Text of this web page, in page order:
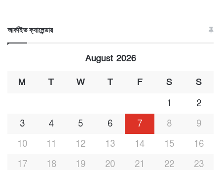
আর্কাইভ ক্যালেন্ডার
August 2026
M T W T F S S
1
2
3
4 5 6 7 8
9
10
11 12 13 14 15
16
17
18 19 20 21 22
23